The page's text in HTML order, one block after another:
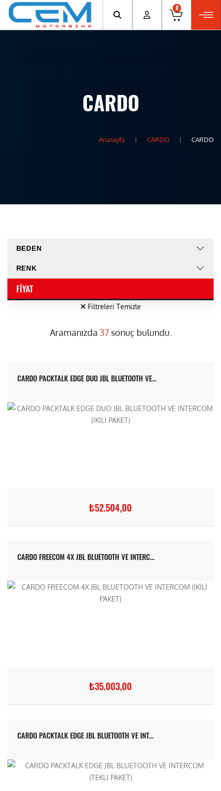
0
CARDO
Anasayfa CARDO CARDO
BEDEN
RENK
FIYAT
Filtreleri Temizle
Aramanızda 37sonuç bulundu.
CARDO PACKTALK EDGE DUO JBL BLUETOOTH VE...
₺52.504,00
CARDO FREECOM 4X JBL BLUETOOTH VE INTERC...
₺35.003,00
CARDO PACKTALK EDGE JBL BLUETOOTH VE INT...